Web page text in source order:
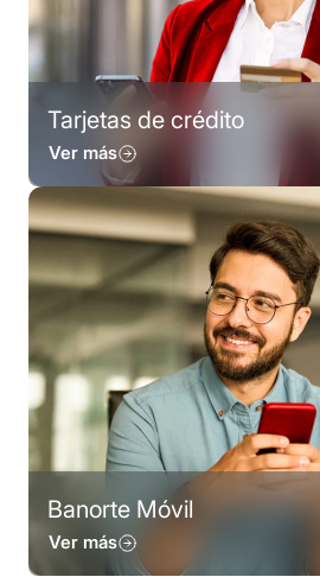
Tarjetas de crédito
Ver más
Banorte Móvil
Ver más